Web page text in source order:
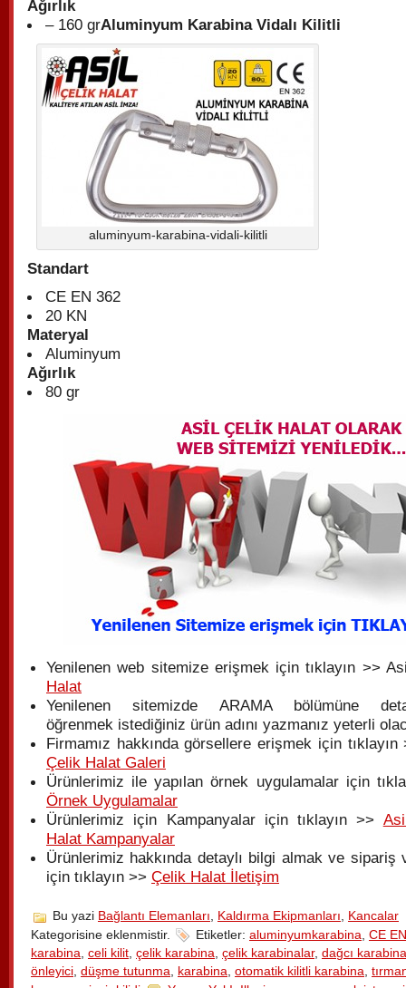
Ağırlık
– 160 grAluminyum Karabina Vidalı Kilitli
aluminyum-karabina-vidali-kilitli
Standart
CE EN 362
20 KN
Materyal
Aluminyum
Ağırlık
80 gr
Yenilenen web sitemize erişmek için tıklayın >>
Halat
Yenilenen sitemizde ARAMA bölümüne
öğrenmek istediğiniz ürün adını yazmanız yeterli
Firmamız hakkında görsellere erişmek için tıklayın
Çelik Halat Galeri
Ürünlerimiz ile yapılan örnek uygulamalar için
Örnek Uygulamalar
Ürünlerimiz için Kampanyalar için tıklayın >>
Halat Kampanyalar
Ürünlerimiz hakkında detaylı bilgi almak ve sipariş
için tıklayın >> Çelik Halat İletişim
Bu yazi Bağlantı Elemanları, Kaldırma Ekipmanları, Kancalar
Kategorisine eklenmistir.
Etiketler: aluminyumkarabina CE
karabina celi kilit çelik karabina çelik karabinalar, dağcı
önleyici düşme tutunma karabina otomatik kilitli karabina